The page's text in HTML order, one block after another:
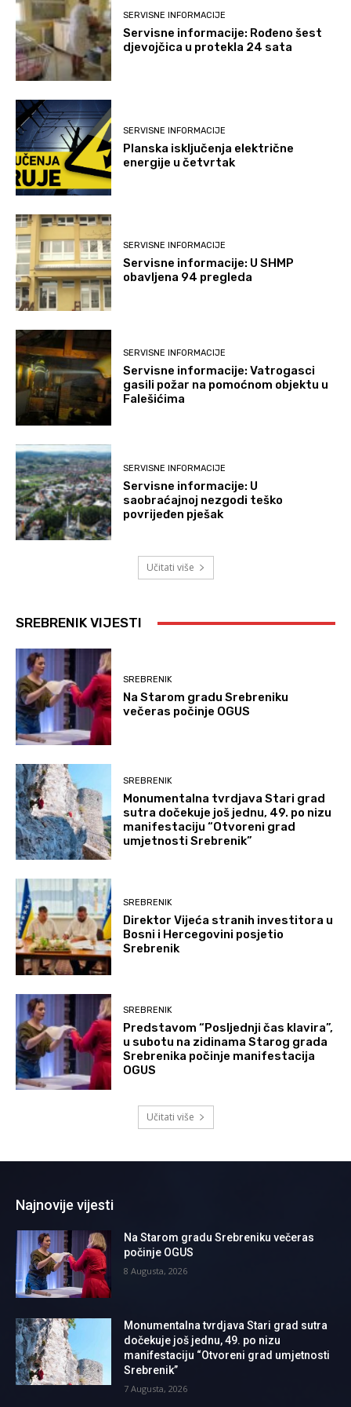
SERVISNE INFORMACIJE
Servisne informacije: Rođeno šest
djevojčica u protekla 24 sata
SERVISNE INFORMACIJE
Planska isključenja električne
energije u četvrtak
SERVISNE INFORMACIJE
Servisne informacije: U SHMP
obavljena 94 pregleda
SERVISNE INFORMACIJE
Servisne informacije: Vatrogasci
gasili požar na pomoćnom objektu u
Falešićima
SERVISNE INFORMACIJE
Servisne informacije: U
saobraćajnoj nezgodi teško
povrijeđen pješak
Učitati više
SREBRENIK VIJESTI
SREBRENIK
Na Starom gradu Srebreniku
večeras počinje OGUS
SREBRENIK
Monumentalna tvrdjava Stari grad
sutra dočekuje još jednu, 49. po nizu
manifestaciju “Otvoreni grad
umjetnosti Srebrenik”
SREBRENIK
Direktor Vijeća stranih investitora u
Bosni i Hercegovini posjetio
Srebrenik
SREBRENIK
Predstavom “Posljednji čas klavira”,
u subotu na zidinama Starog grada
Srebrenika počinje manifestacija
OGUS
Učitati više
Najnovije vijesti
Na Starom gradu Srebreniku večeras
počinje OGUS
8 Augusta, 2026
Monumentalna tvrdjava Stari grad sutra
dočekuje još jednu, 49. po nizu
manifestaciju “Otvoreni grad umjetnosti
Srebrenik”
7 Augusta, 2026